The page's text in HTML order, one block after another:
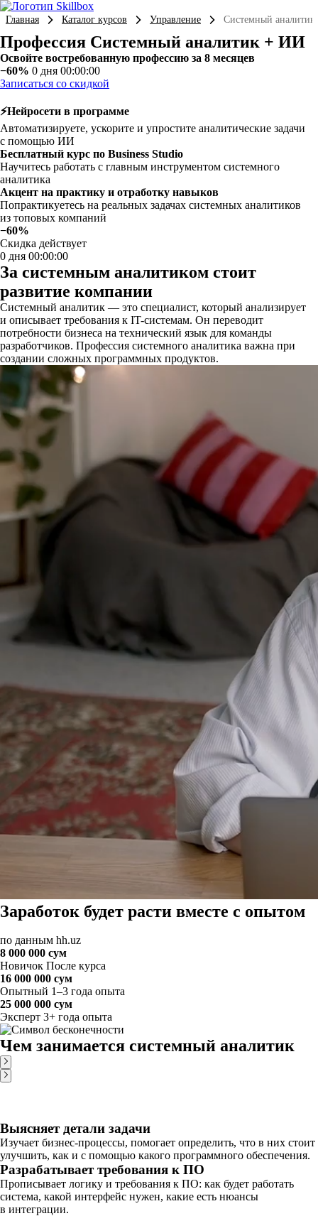
Главная Каталог курсов Управление Системный
Профессия Системный аналитик + ИИ
Освойте востребованную профессию за 8 месяцев
−60% 0 дня 00:00:00
Записаться со скидкой
⚡Нейросети в программе
Автоматизируете, ускорите и упростите аналитические задачи
с помощью ИИ
Бесплатный курс по Business Studio
Научитесь работать с главным инструментом системного
аналитика
Акцент на практику и отработку навыков
Попрактикуетесь на реальных задачах системных аналитиков
из топовых компаний
−60%
Скидка действует
0 дня 00:00:00
За системным аналитиком стоит
развитие компании
Системный аналитик — это специалист, который анализирует
и описывает требования к IT-системам. Он переводит
потребности бизнеса на технический язык для команды
разработчиков. Профессия системного аналитика важна при
создании сложных программных продуктов.
Заработок будет расти вместе с опытом
по данным hh.uz
8 000 000 сум
Новичок После курса
16 000 000 сум
Опытный 1–3 года опыта
25 000 000 сум
Эксперт 3+ года опыта
Чем занимается системный аналитик
Выясняет детали задачи
Изучает бизнес-процессы, помогает определить, что в них стоит
улучшить, как и с помощью какого программного обеспечения.
Разрабатывает требования к ПО
Прописывает логику и требования к ПО: как будет работать
система, какой интерфейс нужен, какие есть нюансы
в интеграции.